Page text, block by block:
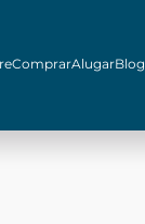
ComprarAlugarBlog